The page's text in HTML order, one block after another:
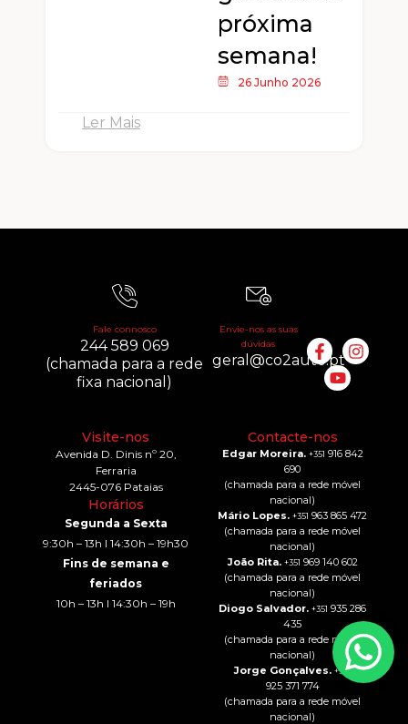
próxima
semana!
26 Junho 2026
Ler Mais
Visite-nos
Avenida D. Dinis nº 20,
Ferraria
2445-076 Pataias
Horários
Segunda a Sexta
9:30h – 13h I 14:30h – 19h30
Fins de semana e
feriados
10h – 13h I 14:30h – 19h
Contacte-nos
Edgar Moreira. +351 916 842
690
(chamada para a rede móvel
nacional)
Mário Lopes. +351 963 865 472
(chamada para a rede móvel
nacional)
João Rita. +351 969 140 602
(chamada para a rede móvel
nacional)
Diogo Salvador. +351 935 286
435
(chamada para a rede móvel
nacional)
Jorge Gonçalves. +351
925 371 774
(chamada para a rede móvel
nacional)
Fale connosco
244 589 069
(chamada para a rede
fixa nacional)
Envie-nos as suas
dúvidas
geral@co2auto.pt